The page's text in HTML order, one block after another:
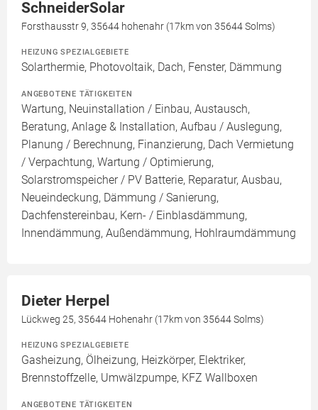
SchneiderSolar
Forsthausstr 9, 35644 hohenahr (17km von 35644 Solms)
HEIZUNG SPEZIALGEBIETE
Solarthermie, Photovoltaik, Dach, Fenster, Dämmung
ANGEBOTENE TÄTIGKEITEN
Wartung, Neuinstallation / Einbau, Austausch,
Beratung, Anlage & Installation, Aufbau / Auslegung,
Planung / Berechnung, Finanzierung, Dach Vermietung
/ Verpachtung, Wartung / Optimierung,
Solarstromspeicher / PV Batterie, Reparatur, Ausbau,
Neueindeckung, Dämmung / Sanierung,
Dachfenstereinbau, Kern- / Einblasdämmung,
Innendämmung, Außendämmung, Hohlraumdämmung
Dieter Herpel
Lückweg 25, 35644 Hohenahr (17km von 35644 Solms)
HEIZUNG SPEZIALGEBIETE
Gasheizung, Ölheizung, Heizkörper, Elektriker,
Brennstoffzelle, Umwälzpumpe, KFZ Wallboxen
ANGEBOTENE TÄTIGKEITEN